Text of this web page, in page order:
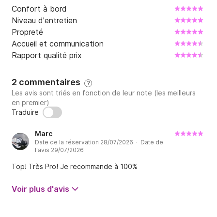
• Capacité d'accueil jusqu'à 12 passagers – embarquez
jusqu'à 12 personnes pour des aventures inoubliables
en famille ou entre amis.
sur l'eau en toute sérénité.
• Spacieux pont soleil – pour se détendre et bronzer.
chaudes journées d'été.
les environs sans vous perdre.
• Système audio Bluetooth – profitez de votre
Confort à bord
Niveau d'entretien
Propreté
Accueil et communication
Rapport qualité prix
2 commentaires ?
Les avis sont triés en fonction de leur note (les meilleurs
en premier)
Traduire
Marc
Date de la réservation 28/07/2026 · Date de
l'avis 29/07/2026
Top! Très Pro! Je recommande à 100%
Voir plus d'avis